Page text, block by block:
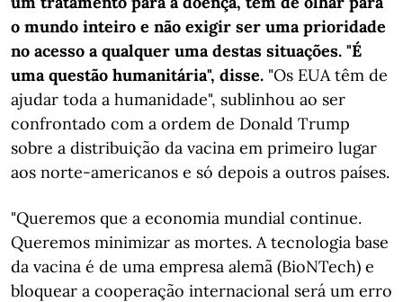
o mundo inteiro e não exigir ser uma prioridade
no acesso a qualquer uma destas situações. "É
uma questão humanitária", disse. "Os EUA têm de
ajudar toda a humanidade", sublinhou ao ser
confrontado com a ordem de Donald Trump
sobre a distribuição da vacina em primeiro lugar
aos norte-americanos e só depois a outros países.
"Queremos que a economia mundial continue.
Queremos minimizar as mortes. A tecnologia base
da vacina é de uma empresa alemã (BioNTech) e
bloquear a cooperação internacional será um erro